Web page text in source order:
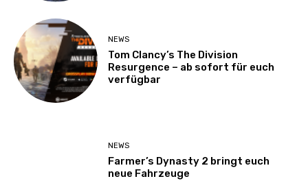
NEWS
Tom Clancy’s The Division
Resurgence – ab sofort für euch
verfügbar
NEWS
Farmer’s Dynasty 2 bringt euch
neue Fahrzeuge